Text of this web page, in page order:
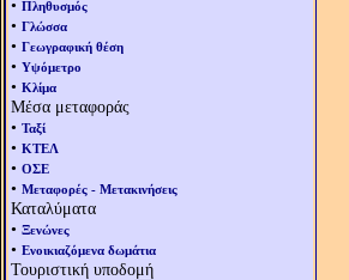
• Πληθυσμός
• Γλώσσα
• Γεωγραφική θέση
• Υψόμετρο
• Κλίμα
Μέσα μεταφοράς
• Ταξί
• ΚΤΕΛ
• ΟΣΕ
• Μεταφορές - Μετακινήσεις
Καταλύματα
• Ξενώνες
• Ενοικιαζόμενα δωμάτια
Τουριστική υποδομή